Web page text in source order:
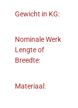
Gewicht in KG:
Nominale Werk
Lengte of
Breedte:
Materiaal: